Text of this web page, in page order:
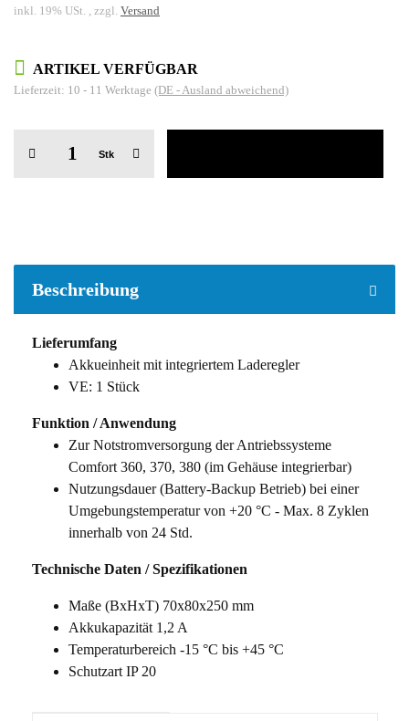
inkl. 19% USt. , zzgl. Versand
ARTIKEL VERFÜGBAR
Lieferzeit: 10 - 11 Werktage (DE - Ausland abweichend)
Stk
Beschreibung
Lieferumfang
Akkueinheit mit integriertem Laderegler
VE: 1 Stück
Funktion / Anwendung
Zur Notstromversorgung der Antriebssysteme
Comfort 360, 370, 380 (im Gehäuse integrierbar)
Nutzungsdauer (Battery-Backup Betrieb) bei einer
Umgebungstemperatur von +20 °C - Max. 8 Zyklen
innerhalb von 24 Std.
Technische Daten / Spezifikationen
Maße (BxHxT) 70x80x250 mm
Akkukapazität 1,2 A
Temperaturbereich -15 °C bis +45 °C
Schutzart IP 20